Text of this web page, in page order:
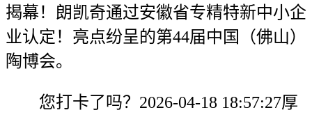
揭幕！朗凯奇通过安徽省专精特新中小企
业认定！亮点纷呈的第44届中国（佛山）
陶博会。
您打卡了吗？2026-04-18 18:57:27厚